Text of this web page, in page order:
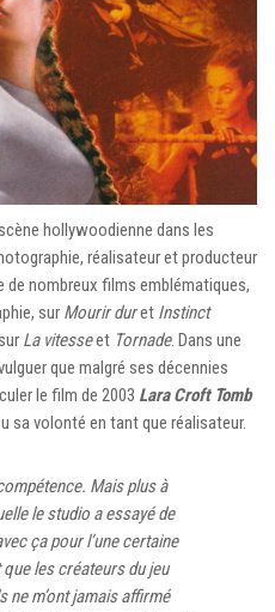
hollywoodienne dans les
réalisateur et producteur
nombreux films emblématiques,
sur Mourir duret Instinct
La vitesseet Tornade. Dans une
que malgré ses décennies
le film de 2003 Lara Croft Tomb
sa volonté en tant que réalisateur.
Mais plus à
le studio a essayé de
ça pour l’une certaine
les créateurs du jeu
ne m’ont jamais affirmé